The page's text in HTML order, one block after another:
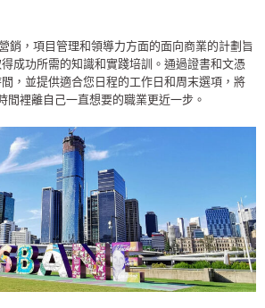
銷，項目管理和領導力方面的面向商業的計劃旨
成功所需的知識和實踐培訓。通過證書和文憑
，並提供適合您日程的工作日和周末選項，將
間裡離自己一直想要的職業更近一步。